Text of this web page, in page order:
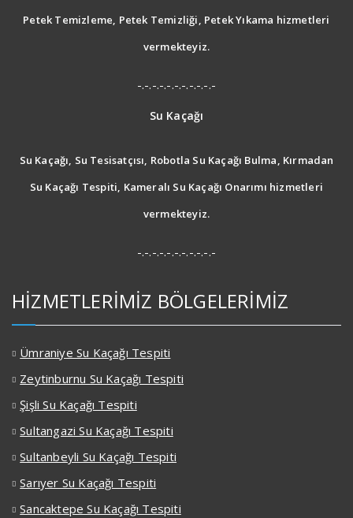
Petek Temizleme, Petek Temizliği, Petek Yıkama hizmetleri
vermekteyiz.
-.-.-.-.-.-.-.-.-.-.-
Su Kaçağı
Su Kaçağı, Su Tesisatçısı, Robotla Su Kaçağı Bulma, Kırmadan
Su Kaçağı Tespiti, Kameralı Su Kaçağı Onarımı hizmetleri
vermekteyiz.
-.-.-.-.-.-.-.-.-.-.-
HİZMETLERİMİZ BÖLGELERİMİZ
Ümraniye Su Kaçağı Tespiti
Zeytinburnu Su Kaçağı Tespiti
Şişli Su Kaçağı Tespiti
Sultangazi Su Kaçağı Tespiti
Sultanbeyli Su Kaçağı Tespiti
Sarıyer Su Kaçağı Tespiti
Sancaktepe Su Kaçağı Tespiti